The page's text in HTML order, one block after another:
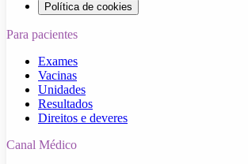
Política de cookies
Para pacientes
Exames
Vacinas
Unidades
Resultados
Direitos e deveres
Canal Médico